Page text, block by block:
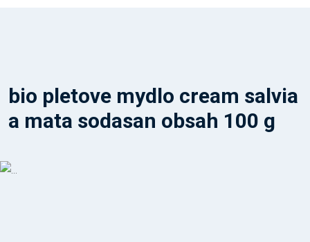
bio pletove mydlo cream salvia
a mata sodasan obsah 100 g